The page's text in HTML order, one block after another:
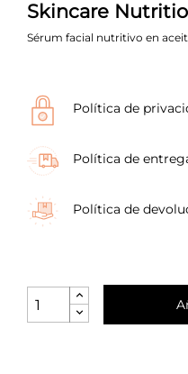
Skincare
Sérum facial nutritivo en
Política de
Política de
Política de